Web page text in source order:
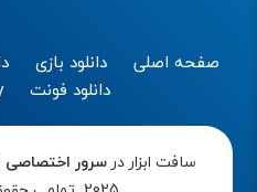
صفحه اصلی دانلود بازی
دانلود فونت
سافت ابزار در سرور اختصاصی